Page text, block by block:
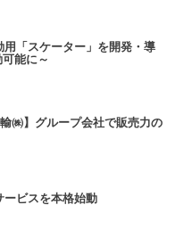
「スケーター」を開発・導
能に～
㈱】グループ会社で販売力の
ービスを本格始動